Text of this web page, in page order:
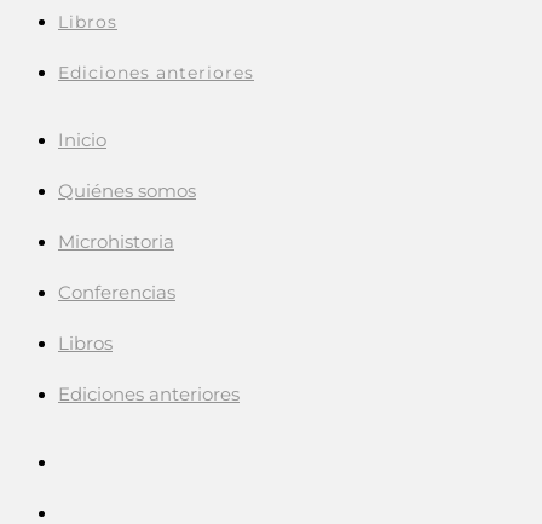
Libros
Ediciones anteriores
Inicio
Quiénes somos
Microhistoria
Conferencias
Libros
Ediciones anteriores